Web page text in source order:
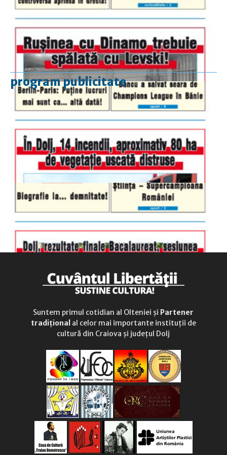
program publicitate
luni-vineri
9.00 - 17.00
duminică
9.00 - 12.00
Suntem primul cotidian al Olteniei și Partener
tradițional al celor mai importante instituții de
cultură din Craiova și județul Dolj